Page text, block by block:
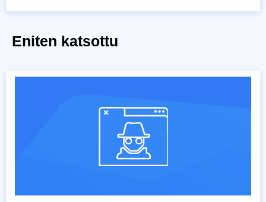
Eniten katsottu